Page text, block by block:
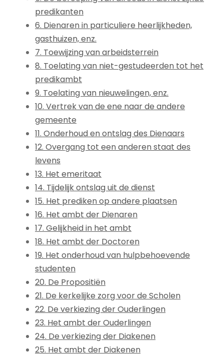
predikanten
6. Dienaren in particuliere heerlijkheden,
gasthuizen, enz.
7. Toewijzing van arbeidsterrein
8. Toelating van niet-gestudeerden tot het
predikambt
9. Toelating van nieuwelingen, enz.
10. Vertrek van de ene naar de andere
gemeente
11. Onderhoud en ontslag des Dienaars
12. Overgang tot een anderen staat des
levens
13. Het emeritaat
14. Tijdelijk ontslag uit de dienst
15. Het prediken op andere plaatsen
16. Het ambt der Dienaren
17. Gelijkheid in het ambt
18. Het ambt der Doctoren
19. Het onderhoud van hulpbehoevende
studenten
20. De Propositiën
21. De kerkelijke zorg voor de Scholen
22. De verkiezing der Ouderlingen
23. Het ambt der Ouderlingen
24. De verkiezing der Diakenen
25. Het ambt der Diakenen